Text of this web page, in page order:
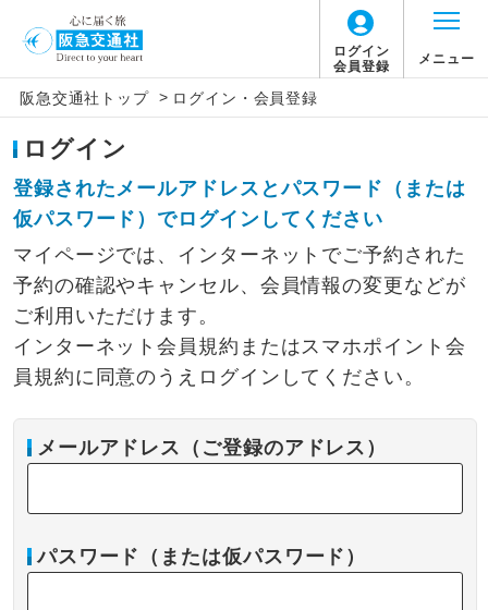
ログイン
会員登録
メニュー
阪急交通社トップ > ログイン・会員登録
ログイン
登録されたメールアドレスとパスワード（または
仮パスワード）でログインしてください
マイページでは、インターネットでご予約された
予約の確認やキャンセル、会員情報の変更などが
ご利用いただけます。
インターネット会員規約またはスマホポイント会
員規約に同意のうえログインしてください。
メールアドレス（ご登録のアドレス）
パスワード（または仮パスワード）